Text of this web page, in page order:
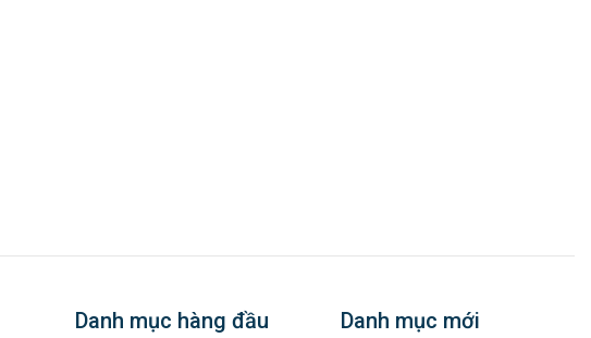
Danh mục hàng đầu Danh mục mới